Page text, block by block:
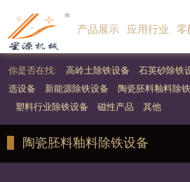
产品展示 应用行业 零
你是否在找: 高岭土除铁设备 石英砂除铁
选设备
新能源除铁设备 陶瓷胚料釉料除
塑料行业除铁设备
磁性产品 其他
陶瓷胚料釉料除铁设备